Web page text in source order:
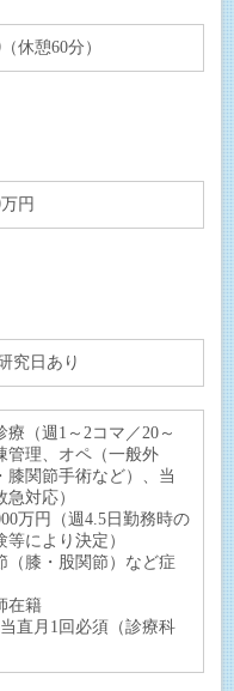
休憩60分）
円
究日あり
（週1～2コマ／20～
管理、オペ（一般外
膝関節手術など）、当
対応）
万円（週4.5日勤務時の
等により決定）
（膝・股関節）など症
在籍
直月1回必須（診療科